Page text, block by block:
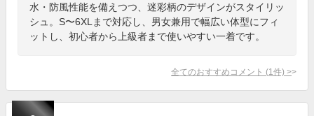
水・防風性能を備えつつ、迷彩柄のデザインがスタイリッ
シュ。S〜6XLまで対応し、男女兼用で幅広い体型にフィ
ットし、初心者から上級者まで使いやすい一着です。
全てのおすすめコメント (1 件) >